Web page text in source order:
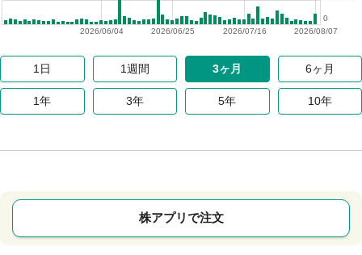
2026/08/07
2026/07/16
2026/06/25
2026/06/04
0
1日 1週間 3ヶ月 6ヶ月
1年 3年 5年 10年
株アプリで注文